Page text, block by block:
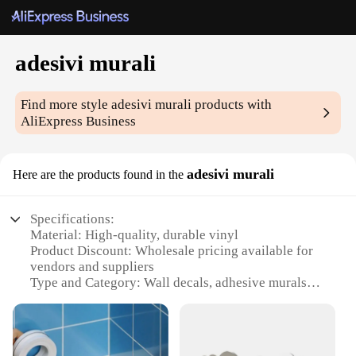
adesivi murali
Find more styleadesivi murali products with
AliExpress Business
Here are the products found in the adesivi murali
Specifications:
Material: High-quality, durable vinyl
Product Discount: Wholesale pricing available for
vendors and suppliers
Type and Category: Wall decals, adhesive murals
Usage and Purpose: Ideal for home decoration,
office spaces, and event settings